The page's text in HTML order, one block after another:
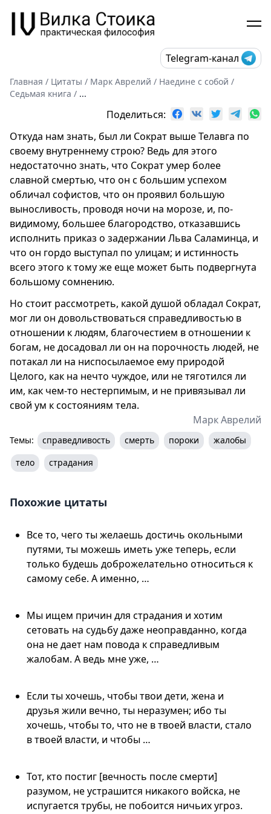
Telegram-канал
Главная / Цитаты / Марк Аврелий / Наедине с собой /
Седьмая книга / ...
Поделиться:
Откуда нам знать, был ли Сократ выше Телавга по
своему внутреннему строю? Ведь для этого
недостаточно знать, что Сократ умер более
славной смертью, что он с большим успехом
обличал софистов, что он проявил большую
выносливость, проводя ночи на морозе, и, по-
видимому, большее благородство, отказавшись
исполнить приказ о задержании Льва Саламинца, и
что он гордо выступал по улицам; и истинность
всего этого к тому же еще может быть подвергнута
большому сомнению.
Но стоит рассмотреть, какой душой обладал Сократ,
мог ли он довольствоваться справедливостью в
отношении к людям, благочестием в отношении к
богам, не досадовал ли он на порочность людей, не
потакал ли на ниспосылаемое ему природой
Целого, как на нечто чуждое, или не тяготился ли
им, как чем-то нестерпимым, и не привязывал ли
свой ум к состояниям тела.
Марк Аврелий
Темы: справедливость смерть пороки
жалобы
тело
страдания
Похожие цитаты
Все то, чего ты желаешь достичь окольными
путями, ты можешь иметь уже теперь, если
только будешь доброжелательно относиться к
самому себе. А именно, …
Мы ищем причин для страдания и хотим
сетовать на судьбу даже неоправданно, когда
она не дает нам повода к справедливым
жалобам. А ведь мне уже, …
Если ты хочешь, чтобы твои дети, жена и
друзья жили вечно, ты неразумен; ибо ты
хочешь, чтобы то, что не в твоей власти, стало
в твоей власти, и чтобы …
Тот, кто постиг [вечность после смерти]
разумом, не устрашится никакого войска, не
испугается трубы, не побоится ничьих угроз.